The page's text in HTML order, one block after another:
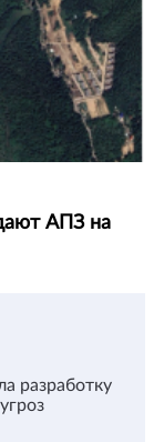
АПЗ на
разработку